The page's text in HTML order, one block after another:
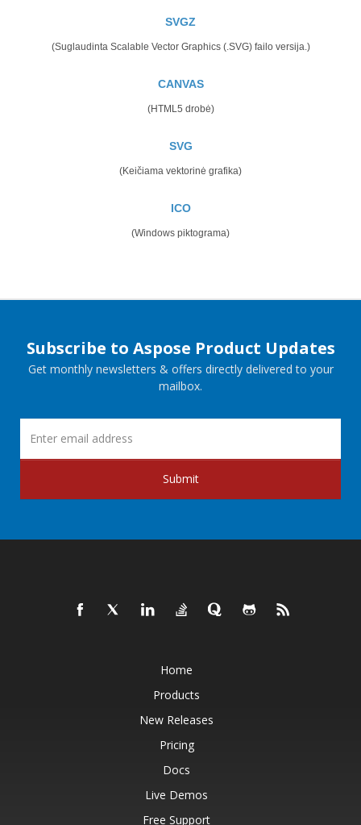
SVGZ
(Suglaudinta Scalable Vector Graphics (.SVG) failo versija.)
CANVAS
(HTML5 drobė)
SVG
(Keičiama vektorinė grafika)
ICO
(Windows piktograma)
Subscribe to Aspose Product Updates
Get monthly newsletters & offers directly delivered to your
mailbox.
Submit
Home
Products
New Releases
Pricing
Docs
Live Demos
Free Support